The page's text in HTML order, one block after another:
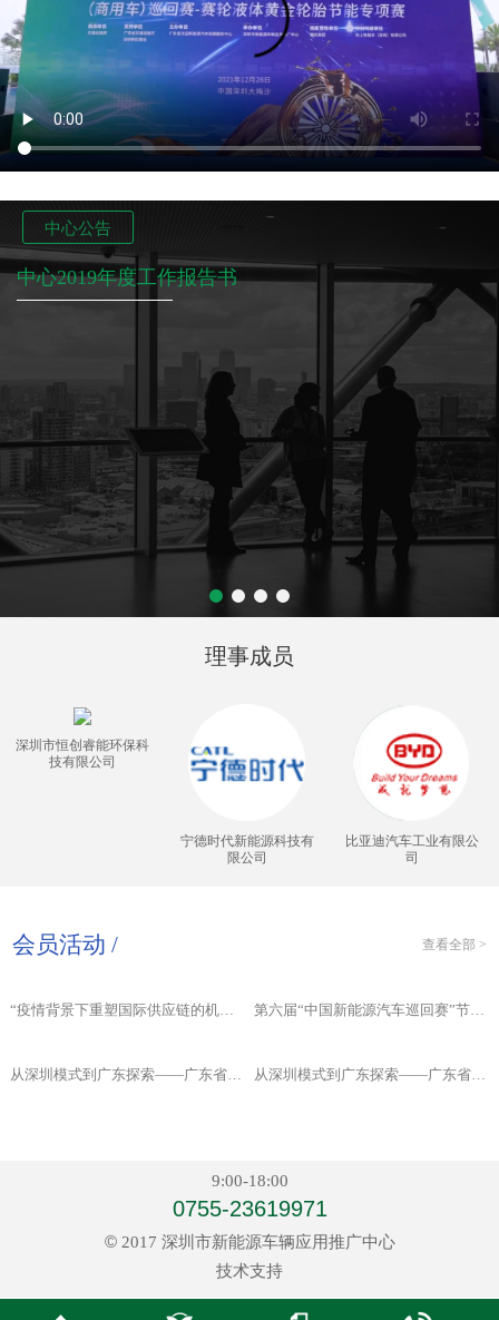
中心公告
中心2019年度工作报告书
理事成员
深圳市恒创睿能环保科
技有限公司
宁德时代新能源科技有
限公司
比亚迪汽车工业有限公
司
会员活动 / 查看全部 >
“疫情背景下重塑国际供应链的机遇和绿色物流新探索”主题研讨会成功举办
从深圳模式到广东探索——广东省新能源汽车发展服务中心举办发展战略研讨会（下）
9:00-18:00
0755-23619971
©2017 深圳市新能源车辆应用推广中心
技术支持